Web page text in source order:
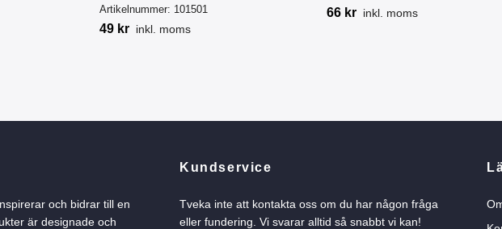
Artikelnummer: 101501
49 kr inkl. moms
66 kr inkl. moms
och bidrar till en
är designade och
Kundservice
Tveka inte att kontakta oss om du har någon fråga
eller fundering. Vi svarar alltid så snabbt vi kan!